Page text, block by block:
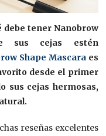
debe tener Nanobrow
sus cejas estén
Shape Mascaraes
desde el primer
sus cejas hermosas,
reseñas excelentes